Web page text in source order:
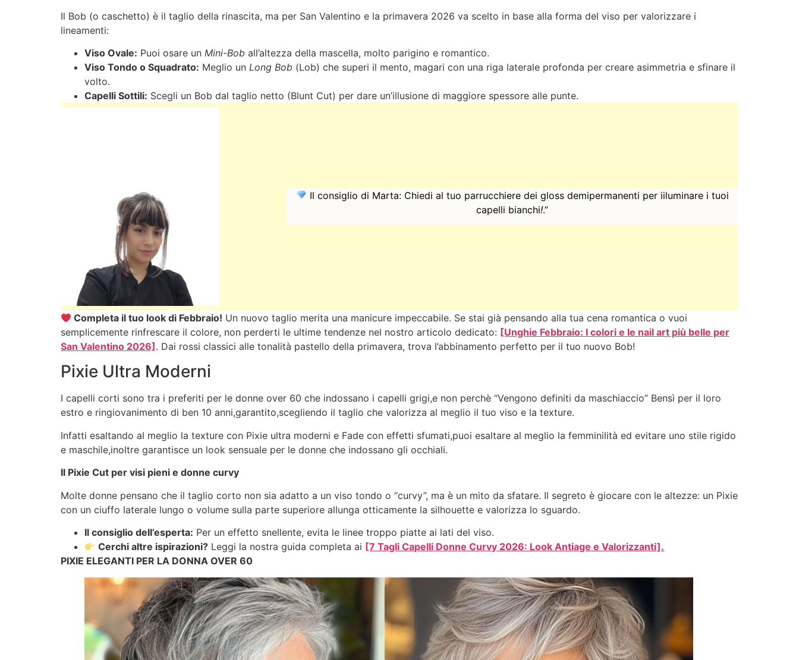
Il Bob (o caschetto) è il taglio della rinascita, ma per San Valentino e la primavera 2026 va scelto in base alla forma del viso per valorizzare i
lineamenti:
Viso Ovale: Puoi osare un Mini-Bob all’altezza della mascella, molto parigino e romantico.
Viso Tondo o Squadrato: Meglio un Long Bob (Lob) che superi il mento, magari con una riga laterale profonda per creare asimmetria e sfinare il
volto.
Capelli Sottili: Scegli un Bob dal taglio netto (Blunt Cut) per dare un’illusione di maggiore spessore alle punte.
Il consiglio di Marta: Chiedi al tuo parrucchiere dei gloss demipermanenti per iiluminare i tuoi
capelli bianchi!.”
Completa il tuo look di Febbraio! Un nuovo taglio merita una manicure impeccabile. Se stai già pensando alla tua cena romantica o vuoi
semplicemente rinfrescare il colore, non perderti le ultime tendenze nel nostro articolo dedicato: [Unghie Febbraio: I colori e le nail art più belle per
San Valentino 2026]. Dai rossi classici alle tonalità pastello della primavera, trova l’abbinamento perfetto per il tuo nuovo Bob!
Pixie Ultra Moderni
I capelli corti sono tra i preferiti per le donne over 60 che indossano i capelli grigi,e non perchè “Vengono definiti da maschiaccio” Bensì per il loro
estro e ringiovanimento di ben 10 anni,garantito,scegliendo il taglio che valorizza al meglio il tuo viso e la texture.
Infatti esaltando al meglio la texture con Pixie ultra moderni e Fade con effetti sfumati,puoi esaltare al meglio la femminilità ed evitare uno stile rigido
e maschile,inoltre garantisce un look sensuale per le donne che indossano gli occhiali.
Il Pixie Cut per visi pieni e donne curvy
Molte donne pensano che il taglio corto non sia adatto a un viso tondo o “curvy”, ma è un mito da sfatare. Il segreto è giocare con le altezze: un Pixie
con un ciuffo laterale lungo o volume sulla parte superiore allunga otticamente la silhouette e valorizza lo sguardo.
Il consiglio dell’esperta: Per un effetto snellente, evita le linee troppo piatte ai lati del viso.
Cerchi altre ispirazioni? Leggi la nostra guida completa ai [7 Tagli Capelli Donne Curvy 2026: Look Antiage e Valorizzanti].
PIXIE ELEGANTI PER LA DONNA OVER 60